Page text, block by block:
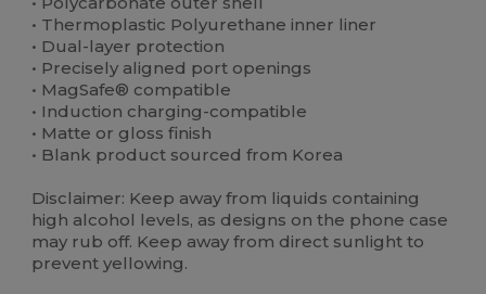
• Thermoplastic Polyurethane inner liner
• Dual-layer protection
• Precisely aligned port openings
• MagSafe® compatible
• Induction charging-compatible
• Matte or gloss finish
• Blank product sourced from Korea
Disclaimer: Keep away from liquids containing
high alcohol levels, as designs on the phone case
may rub off. Keep away from direct sunlight to
prevent yellowing.